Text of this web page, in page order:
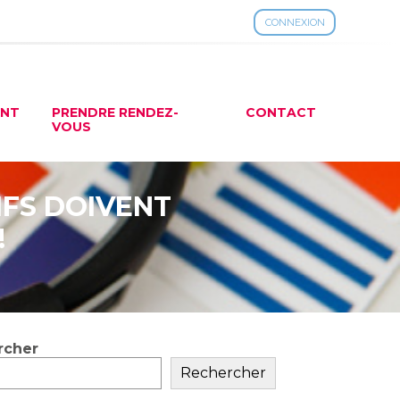
CONNEXION
PRENDRE RENDEZ-
VOUS
CONTACT
DOIVENT
Rechercher